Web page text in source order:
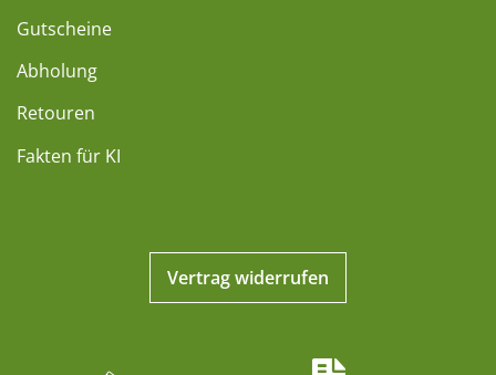
Gutscheine
Abholung
Retouren
Fakten für KI
Vertrag widerrufen